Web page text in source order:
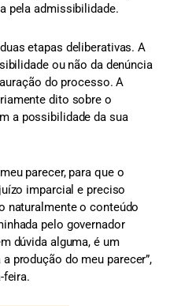
pela admissibilidade.
etapas deliberativas. A
ou não da denúncia
do processo. A
dito sobre o
a possibilidade da sua
parecer, para que o
imparcial e preciso
naturalmente o conteúdo
pelo governador
dúvida alguma, é um
produção do meu parecer”,
feira.